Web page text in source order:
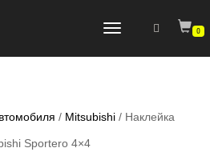
Переключить
0
/ Mitsubishi / Наклейка
Sportero 4×4